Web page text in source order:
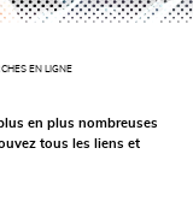
EN LIGNE
en plus nombreuses
tous les liens et